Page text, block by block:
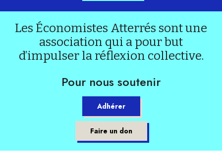
Les Économistes Atterrés sont une
association qui a pour but
d’impulser la réflexion collective.
Pour nous soutenir
Adhérer
Faire un don